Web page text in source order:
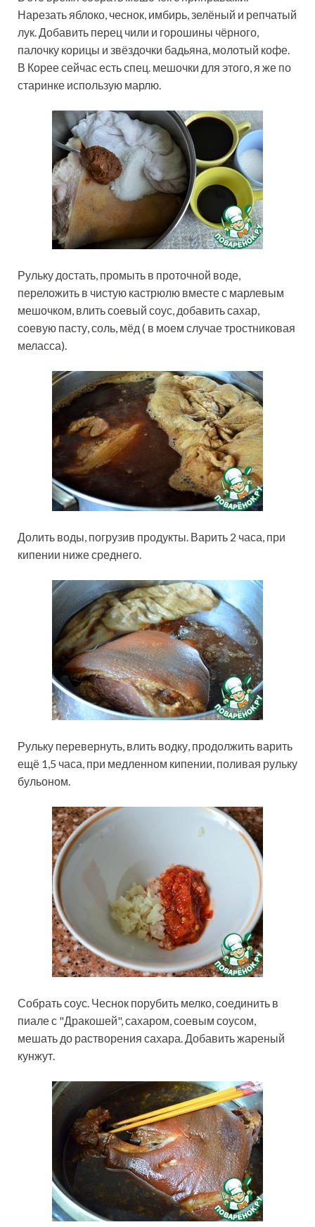
Нарезать яблоко, чеснок, имбирь, зелёный и репчатый
лук. Добавить перец чили и горошины чёрного,
палочку корицы и звёздочки бадьяна, молотый кофе.
В Корее сейчас есть спец. мешочки для этого, я же по
старинке использую марлю.
Рульку достать, промыть в проточной воде,
переложить в чистую кастрюлю вместе с марлевым
мешочком, влить соевый соус, добавить сахар,
соевую пасту, соль, мёд ( в моем случае тростниковая
меласса).
Долить воды, погрузив продукты. Варить 2 часа, при
кипении ниже среднего.
Рульку перевернуть, влить водку, продолжить варить
ещё 1,5 часа, при медленном кипении, поливая рульку
бульоном.
Собрать соус. Чеснок порубить мелко, соединить в
пиале с "Дракошей", сахаром, соевым соусом,
мешать до растворения сахара. Добавить жареный
кунжут.